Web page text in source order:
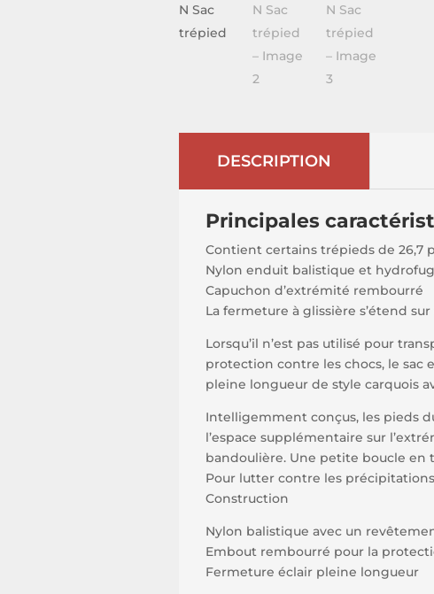
DESCRIPTION
Principales
Contient certains trépieds de 26,7
Nylon enduit balistique et
Capuchon d’extrémité rembourré
La fermeture à glissière s’étend
Lorsqu’il n’est pas utilisé pour
protection contre les chocs, le sac
pleine longueur de style carquois
Intelligemment conçus, les pieds
l’espace supplémentaire sur
bandoulière. Une petite boucle en
Pour lutter contre les
Construction
Nylon balistique avec un
Embout rembourré pour la
Fermeture éclair pleine longueur